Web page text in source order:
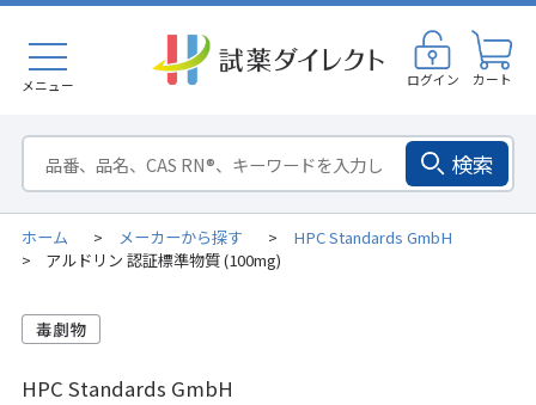
メニュー ログイン カート
検索
ホーム > メーカーから探す > HPC Standards GmbH
> アルドリン 認証標準物質 (100mg)
HPC Standards GmbH